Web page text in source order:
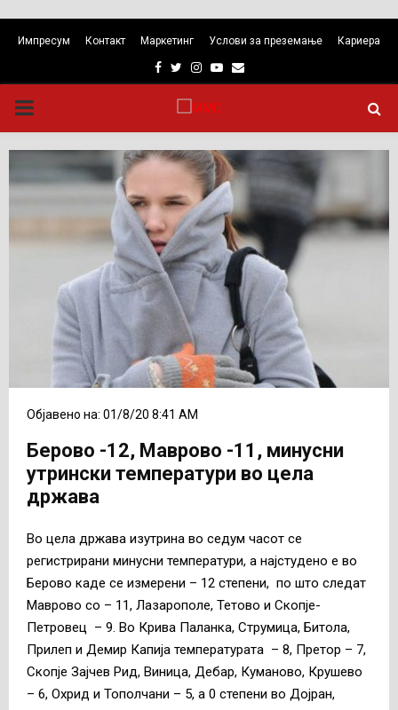
Импресум Контакт Маркетинг Услови за преземање Кариера
Facebook
TwitterInstagram
Youtube
Email
PRIMARY
MENU
Објавено на: 01/8/20 8:41 AM
Берово -12, Маврово -11, минусни
утрински температури во цела
држава
Во цела држава изутрина во седум часот се
регистрирани минусни температури, а најстудено е во
Берово каде се измерени – 12 степени, по што следат
Маврово со – 11, Лазарополе, Тетово и Скопје-
Петровец – 9. Во Крива Паланка, Струмица, Битола,
Прилеп и Демир Капија температурата – 8, Претор – 7,
Скопје Зајчев Рид, Виница, Дебар, Куманово, Крушево
– 6, Охрид и Тополчани – 5, а 0 степени во Дојран,